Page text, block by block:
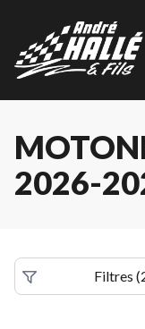
2026-
Filtres (